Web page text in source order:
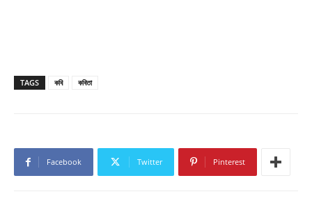
TAGS কবি কবিতা
Facebook Twitter Pinterest